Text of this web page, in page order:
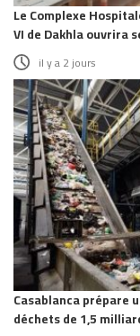
Le Complexe
VI de Dakhla ouvrira
il y a 2 jours
Casablanca prépare
déchets de 1,5